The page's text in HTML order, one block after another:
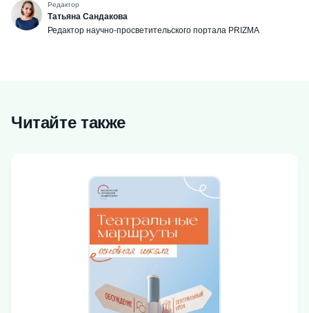
Редактор
Татьяна Сандакова
Редактор научно-просветительского портала PRIZMA
Читайте также